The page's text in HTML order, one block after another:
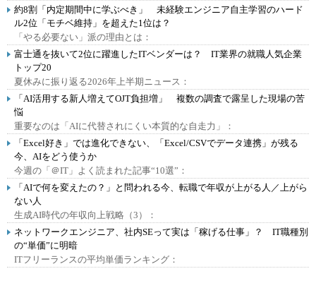
約8割「内定期間中に学ぶべき」 未経験エンジニア自主学習のハード
ル2位「モチベ維持」を超えた1位は？
「やる必要ない」派の理由とは：
富士通を抜いて2位に躍進したITベンダーは？ IT業界の就職人気企業
トップ20
夏休みに振り返る2026年上半期ニュース：
「AI活用する新人増えてOJT負担増」 複数の調査で露呈した現場の苦
悩
重要なのは「AIに代替されにくい本質的な自走力」：
「Excel好き」では進化できない、「Excel/CSVでデータ連携」が残る
今、AIをどう使うか
今週の「＠IT」よく読まれた記事“10選”：
「AIで何を変えたの？」と問われる今、転職で年収が上がる人／上がら
ない人
生成AI時代の年収向上戦略（3）：
ネットワークエンジニア、社内SEって実は「稼げる仕事」？ IT職種別
の“単価”に明暗
ITフリーランスの平均単価ランキング：